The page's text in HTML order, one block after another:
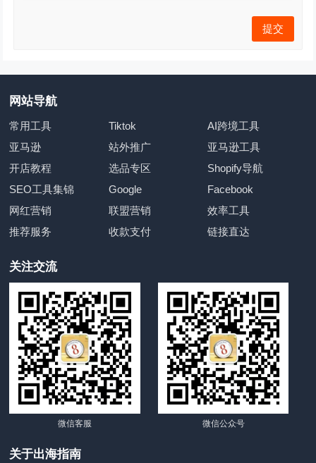
网站导航
常用工具 Tiktok
AI跨境工具
亚马逊
站外推广
亚马逊工具
开店教程
选品专区
Shopify导航
SEO工具集锦
Google
Facebook
网红营销
联盟营销
效率工具
推荐服务
收款支付 链接直达
关注交流
微信客服 微信公众号
关于出海指南